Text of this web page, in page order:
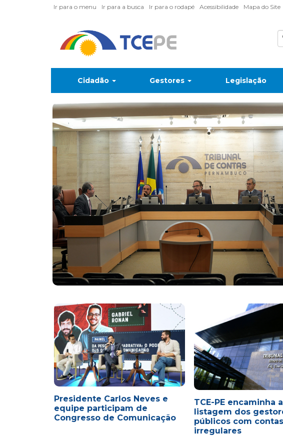
Ir para o menu Ir para a busca Ir para o rodapé Acessibilidade Mapa do Site
Cidadão Gestores Legislação
Presidente Carlos Neves e
equipe participam de
Congresso de Comunicação
TCE-PE encaminha
listagem dos
públicos com contas
irregulares